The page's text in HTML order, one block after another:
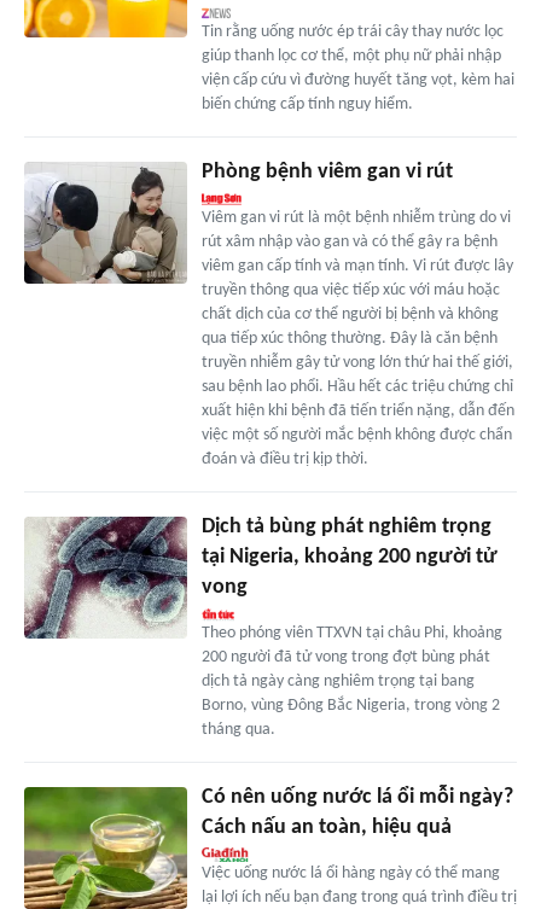
Tin rằng uống nước ép trái cây thay nước lọc
giúp thanh lọc cơ thể, một phụ nữ phải nhập
viện cấp cứu vì đường huyết tăng vọt, kèm hai
biến chứng cấp tính nguy hiểm.
Phòng bệnh viêm gan vi rút
Viêm gan vi rút là một bệnh nhiễm trùng do vi
rút xâm nhập vào gan và có thể gây ra bệnh
viêm gan cấp tính và mạn tính. Vi rút được lây
truyền thông qua việc tiếp xúc với máu hoặc
chất dịch của cơ thể người bị bệnh và không
qua tiếp xúc thông thường. Đây là căn bệnh
truyền nhiễm gây tử vong lớn thứ hai thế giới,
sau bệnh lao phổi. Hầu hết các triệu chứng chỉ
xuất hiện khi bệnh đã tiến triển nặng, dẫn đến
việc một số người mắc bệnh không được chẩn
đoán và điều trị kịp thời.
Dịch tả bùng phát nghiêm trọng
tại Nigeria, khoảng 200 người tử
vong
Theo phóng viên TTXVN tại châu Phi, khoảng
200 người đã tử vong trong đợt bùng phát
dịch tả ngày càng nghiêm trọng tại bang
Borno, vùng Đông Bắc Nigeria, trong vòng 2
tháng qua.
Có nên uống nước lá ổi mỗi ngày?
Cách nấu an toàn, hiệu quả
Việc uống nước lá ổi hàng ngày có thể mang
lại lợi ích nếu bạn đang trong quá trình điều trị